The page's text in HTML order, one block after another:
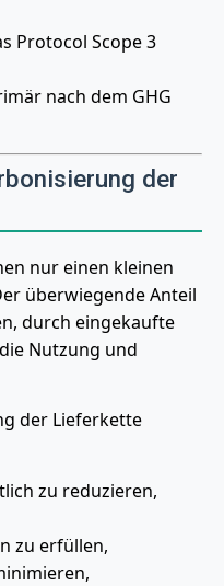
Protocol Scope 3
nach dem GHG
der
nur einen kleinen
überwiegende Anteil
durch eingekaufte
Nutzung und
der Lieferkette
zu reduzieren,
zu erfüllen,